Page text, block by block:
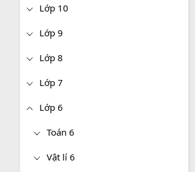
Lớp 10
Lớp 9
Lớp 8
Lớp 7
Lớp 6
Toán 6
Vật lí 6